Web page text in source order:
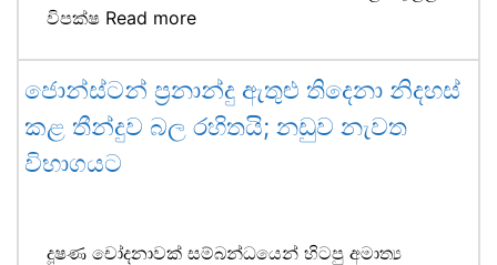
විපක්ෂ Read more
ජොන්ස්ටන් ප්‍රනාන්දු ඇතුළු තිදෙනා නිදහස්
කළ තීන්දුව බල රහිතයි; නඩුව නැවත
විභාගයට
දූෂණ චෝදනාවක් සම්බන්ධයෙන් හිටපු අමාත්‍ය